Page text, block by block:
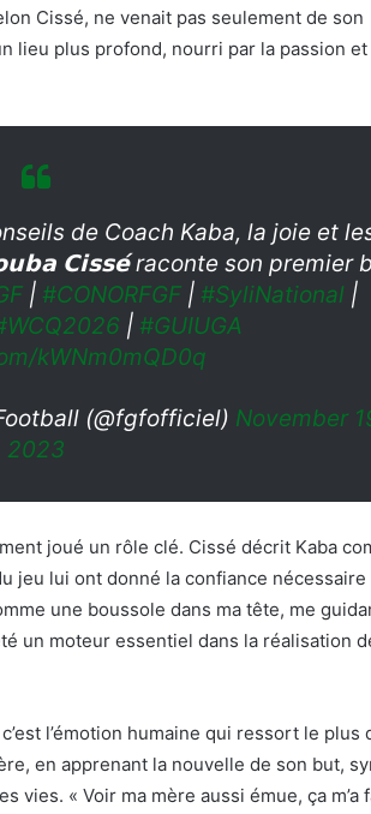
Cissé, ne venait pas seulement de son
lieu plus profond, nourri par la passion et
de Coach Kaba, la joie et
𝗖𝗶𝘀𝘀𝗲́ raconte son premier
| #CONORFGF | #SyliNational |
| #GUIUGA
kWNm0mQD0q
(@fgfofficiel) November
2023
joué un rôle clé. Cissé décrit Kaba
jeu lui ont donné la confiance
une boussole dans ma tête, me
un moteur essentiel dans la réalisation
l’émotion humaine qui ressort le plus
en apprenant la nouvelle de son but,
vies. « Voir ma mère aussi émue, ça m’a